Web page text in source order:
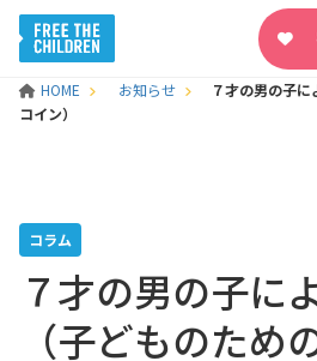
HOME お知らせ
７才の男の子
コイン）
コラム
７才の男の子に
（子どものため